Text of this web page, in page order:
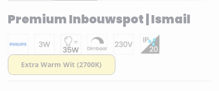
Premium Inbouwspot | Ismail